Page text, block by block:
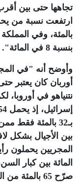
تجاهها حتى بين
بالمئة، وفي
بنسبة 8 في المائة".‏
وأوضح أنه "في
أوربان كان يعتبر
نتنياهو في أوروبا،
بـ32 بالمئة فقط
المائة بين كبار
صرّح 65